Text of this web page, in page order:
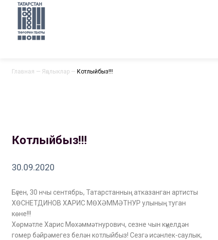
Главная — Яңалыклар — Котлыйбыз!!!
Котлыйбыз!!!
30.09.2020
Бүген, 30 нчы сентябрь, Татарстанның атказанган артисты
ХӨСНЕТДИНОВ ХАРИС МӨХӘММӘТНУР улының туган
көне!!!
Хөрмәтле Харис Мөхәммәтнурович, сезне чын күңелдән
гомер бәйрәмегез белән котлыйбыз! Сезгә исәнлек-саулык,